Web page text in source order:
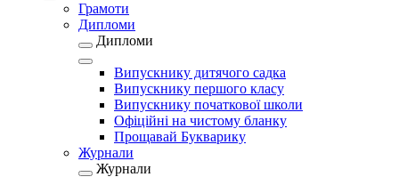
Грамоти
Дипломи
Дипломи
Випускнику дитячого садка
Випускнику першого класу
Випускнику початкової школи
Офіційні на чистому бланку
Прощавай Букварику
Журнали
Журнали